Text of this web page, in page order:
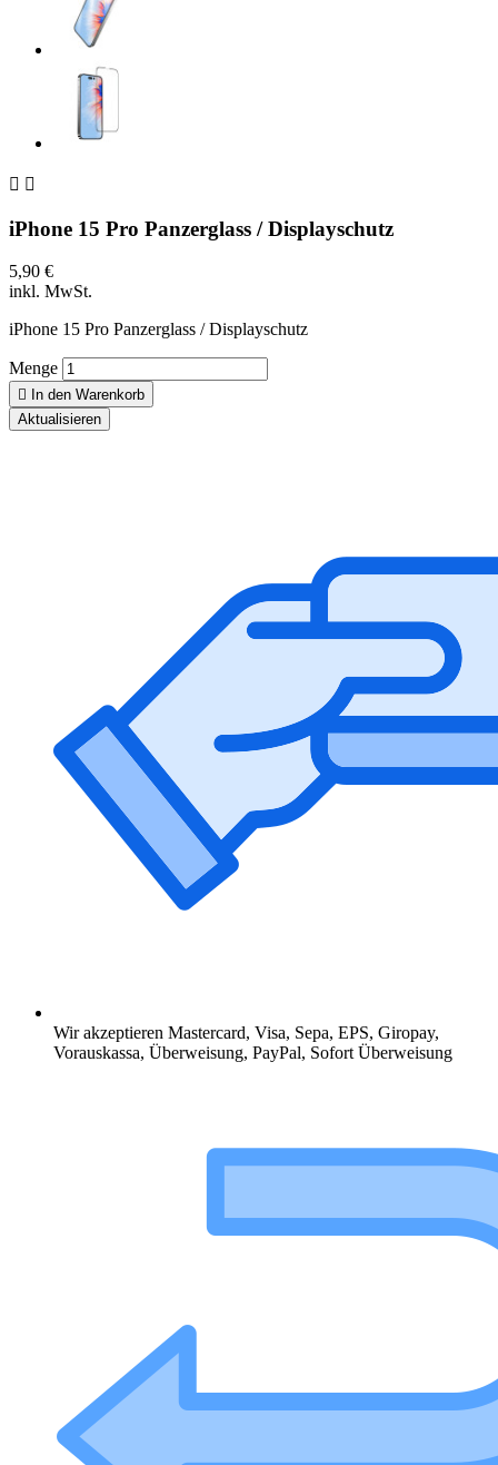
 
iPhone 15 Pro Panzerglass / Displayschutz
5,90 €
inkl. MwSt.
iPhone 15 Pro Panzerglass / Displayschutz
Menge
 In den Warenkorb
Wir akzeptieren Mastercard, Visa, Sepa, EPS, Giropay,
Vorauskassa, Überweisung, PayPal, Sofort Überweisung